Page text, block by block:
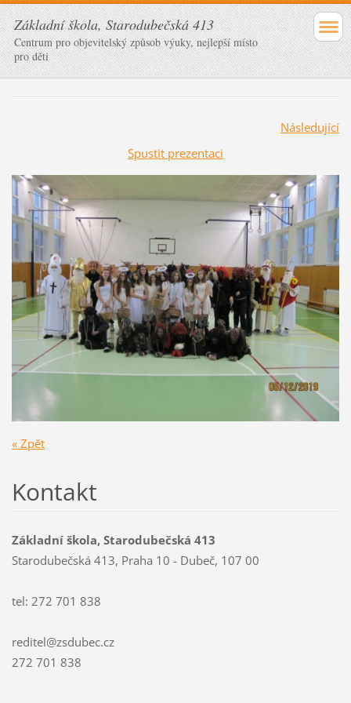
Základní škola, Starodubečská 413
Centrum pro objevitelský způsob výuky, nejlepší místo
pro děti
Následující
Spustit prezentaci
« Zpět
Kontakt
Základní škola, Starodubečská 413
Starodubečská 413, Praha 10 - Dubeč, 107 00
tel: 272 701 838
reditel@zsdubec.cz
272 701 838